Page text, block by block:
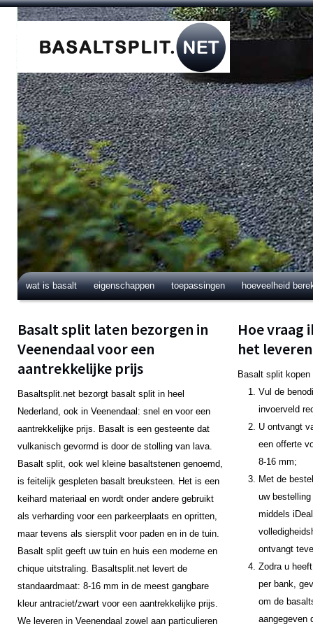
wat is basalt eigenschappen toepassingen hoeveelheid
Basalt split laten bezorgen in
Veenendaal voor een
aantrekkelijke prijs
Basaltsplit.net bezorgt basalt split in heel
Nederland, ook in Veenendaal: snel en voor een
aantrekkelijke prijs. Basalt is een gesteente dat
vulkanisch gevormd is door de stolling van lava.
Basalt split, ook wel kleine basaltstenen genoemd,
is feitelijk gespleten basalt breuksteen. Het is een
keihard materiaal en wordt onder andere gebruikt
als verharding voor een parkeerplaats en opritten,
maar tevens als siersplit voor paden en in de tuin.
Basalt split geeft uw tuin en huis een moderne en
chique uitstraling. Basaltsplit.net levert de
standaardmaat: 8-16 mm in de meest gangbare
kleur antraciet/zwart voor een aantrekkelijke prijs.
We leveren in Veenendaal zowel aan particulieren
Hoe vraag
het
Basalt split
Vul de
invoerveld
U ontvangt
een offerte
8-16 mm;
Met de
uw
middels
ontvangt
Zodra u
per bank,
om de
aangegeven